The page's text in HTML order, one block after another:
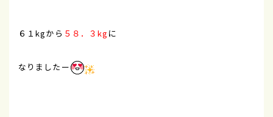
６１kgから ５８．３kg に
なりましたー